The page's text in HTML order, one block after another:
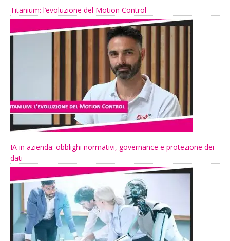
Titanium: l’evoluzione del Motion Control
IA in azienda: obblighi normativi, governance e protezione dei
dati